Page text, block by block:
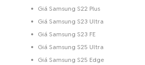
Giá Samsung S22 Plus
Giá Samsung S23 Ultra
Giá Samsung S23 FE
Giá Samsung S25 Ultra
Giá Samsung S25 Edge